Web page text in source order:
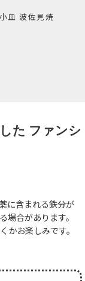
皿 波佐見焼
た ファンシ
に含まれる鉄分が
合があります。
かお楽しみです。